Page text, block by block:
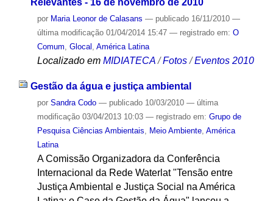
por Maria Leonor de Calasans — publicado16/11/2010 —
última modificação01/04/2014 15:47 — registrado em: O
Comum Glocal América Latina
Localizado em MIDIATECA /Fotos /Eventos 2010
Gestão da água e justiça ambiental
por Sandra Codo — publicado10/03/2010 — última
modificação03/04/2013 10:03 — registrado em: Grupo de
Pesquisa Ciências Ambientais, Meio Ambiente, América
Latina
A Comissão Organizadora da Conferência
Internacional da Rede Waterlat "Tensão entre
Justiça Ambiental e Justiça Social na América